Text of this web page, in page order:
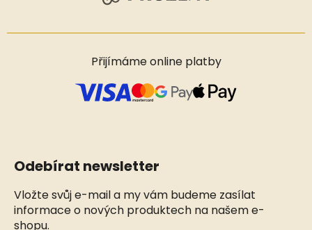
Přijímáme online platby
Odebírat newsletter
Vložte svůj e-mail a my vám budeme zasílat
informace o nových produktech na našem e-
shopu.